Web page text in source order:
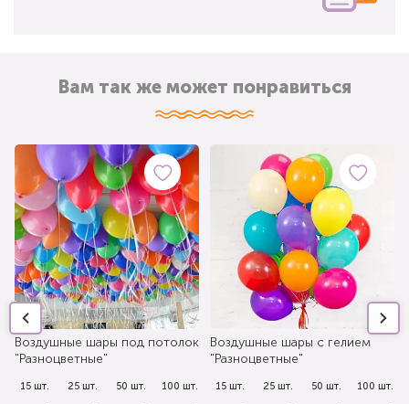
Вам так же может понравиться
Воздушные шары под потолок
"Разноцветные"
15 шт. 25 шт. 50 шт. 100 шт.
Воздушные шары с гелием
"Разноцветные"
15 шт. 25 шт. 50 шт. 100 шт.